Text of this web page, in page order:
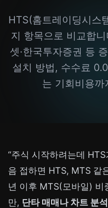
HTS(홈트레이딩시스
지 항목으로 비교합
셋·한국투자증권 등
설치 방법, 수수료
는 기회비용까
“주식 시작하려는데
음 접하면 HTS, MTS 같
년 이후 MTS(모바일) 비
만, 단타 매매나 차트 분석